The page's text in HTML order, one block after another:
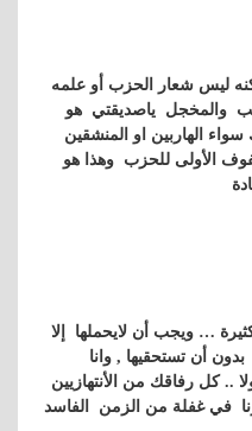
ليس شعار الحزب أو علمه
والمخجل ياصديقتي هو
الهاربين او المنشقين
للحزب وهذا هو
… ويجب أن لايحملها إلا
أن تستحقيها , وانا
.. كل رفاقك من الأنتهازيين
في غفلة من الزمن الفاسد